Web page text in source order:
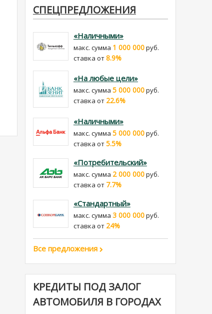
СПЕЦПРЕДЛОЖЕНИЯ
«Наличными»
макс. сумма 1 000 000руб.
cтавка от8.9%
«На любые цели»
макс. сумма 5 000 000руб.
cтавка от 22.6%
«Наличными»
макс. сумма 5 000 000руб.
cтавка от5.5%
«Потребительский»
макс. сумма 2 000 000руб.
cтавка от 7.7%
«Стандартный»
макс. сумма 3 000 000руб.
cтавка от 24%
Все предложения
КРЕДИТЫ ПОД ЗАЛОГ
АВТОМОБИЛЯ В ГОРОДАХ